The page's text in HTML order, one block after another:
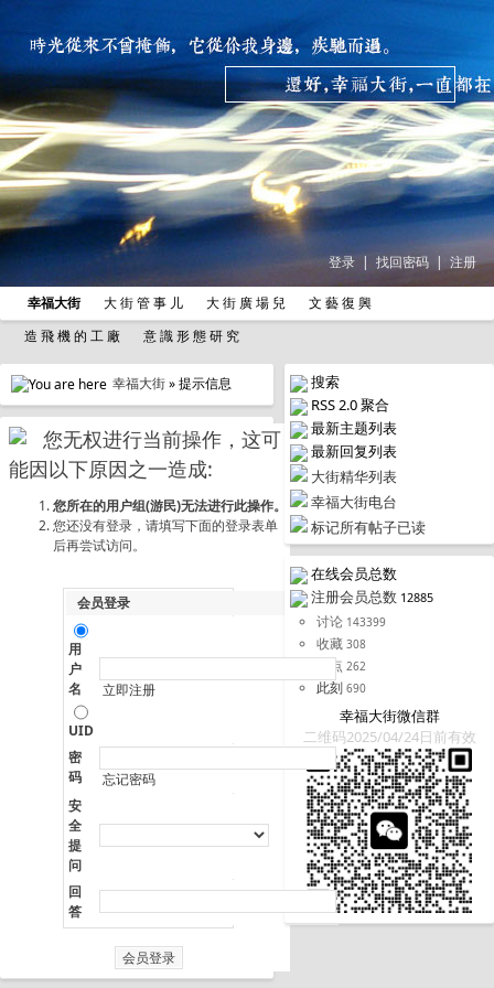
登录 | 找回密码 | 注册
幸福大街 大 街 管 事 儿 大 街 廣 場 兒
文 藝 復 興
造 飛 機 的 工 廠
意 識 形 態 研 究
搜索
RSS 2.0 聚合
最新主题列表
最新回复列表
大街精华列表
幸福大街电台
标记所有帖子已读
在线会员总数
注册会员总数 12885
讨论 143399
收藏 308
据点 262
此刻 690
幸福大街微信群
二维码2025/04/24日前有效
幸福大街» 提示信息
您无权进行当前操作，这可
能因以下原因之一造成:
您所在的用户组(游民)无法进行此操作。
您还没有登录，请填写下面的登录表单
后再尝试访问。
会员登录
用
户
名
UID
立即注册
密
码
忘记密码
安
全
提
问
回
答